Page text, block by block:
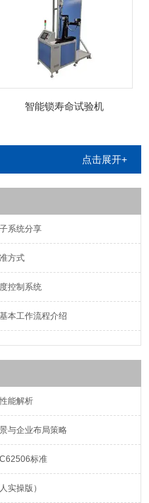
智能锁寿命试验机
点击展开+
系统分享
方式
控制系统
本工作流程介绍
能解析
与企业布局策略
标准
实操版）